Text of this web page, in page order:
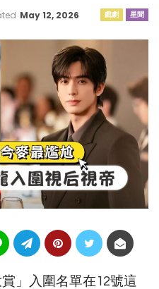
戲劇 星聞
May 12, 2026
」入圍名單在12號這